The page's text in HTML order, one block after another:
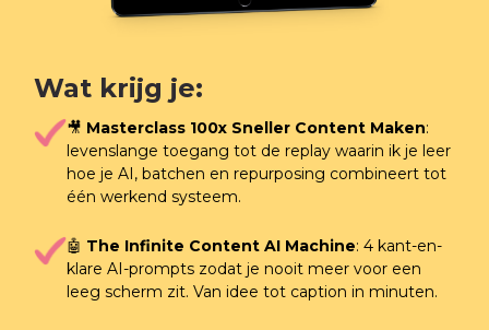
Wat krijg je:
🎥 Masterclass 100x Sneller Content Maken:
levenslange toegang tot de replay waarin ik je leer
hoe je AI, batchen en repurposing combineert tot
één werkend systeem.
🤖 The Infinite Content AI Machine: 4 kant-en-
klare AI-prompts zodat je nooit meer voor een
leeg scherm zit. Van idee tot caption in minuten.